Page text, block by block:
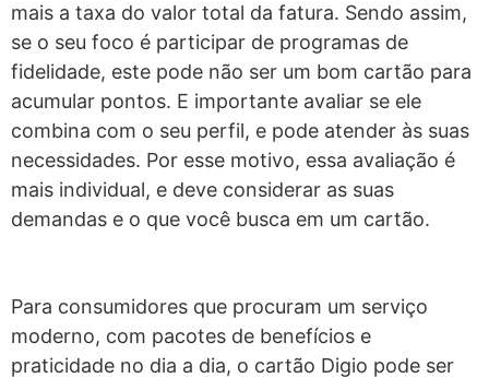
mais a taxa do valor total da fatura. Sendo assim,
se o seu foco é participar de programas de
fidelidade, este pode não ser um bom cartão para
acumular pontos. E importante avaliar se ele
combina com o seu perfil, e pode atender às suas
necessidades. Por esse motivo, essa avaliação é
mais individual, e deve considerar as suas
demandas e o que você busca em um cartão.
Para consumidores que procuram um serviço
moderno, com pacotes de benefícios e
praticidade no dia a dia, o cartão Digio pode ser